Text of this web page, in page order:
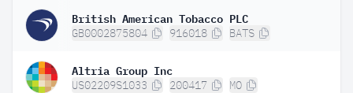
British American Tobacco PLC
GB0002875804 916018 BATS
Altria Group Inc
US02209S1033 200417 MO